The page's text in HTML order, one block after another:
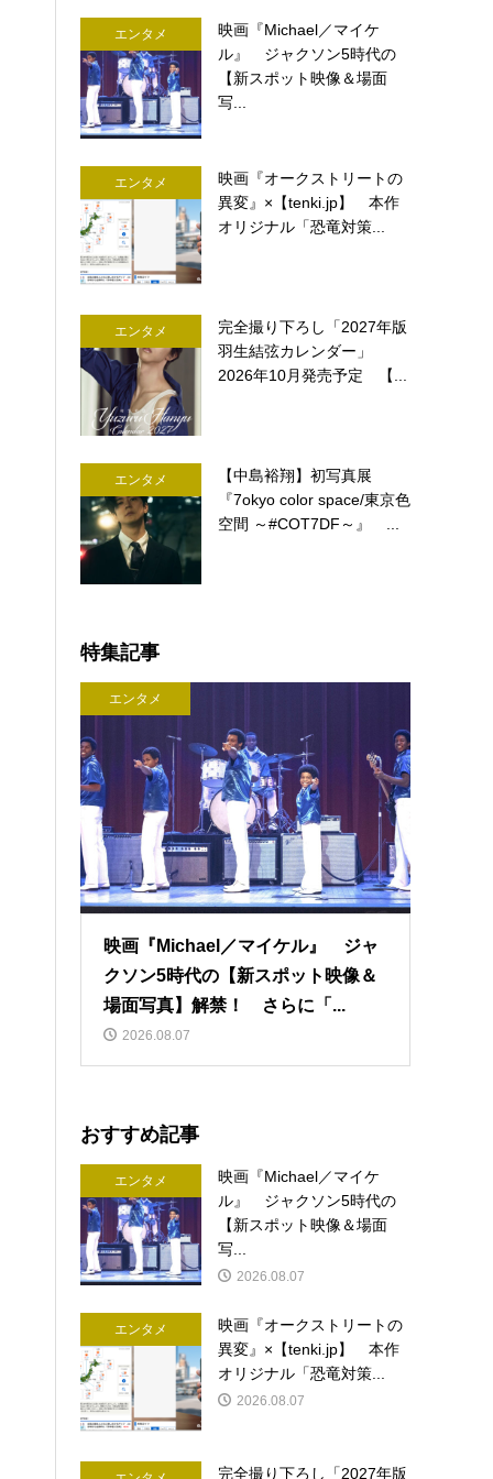
エンタメ
映画『Michael／マイケ
ル』 ジャクソン5時代の
【新スポット映像＆場面
写...
エンタメ
映画『オークストリートの
異変』×【tenki.jp】 本作
オリジナル「恐竜対策...
エンタメ
完全撮り下ろし「2027年版
羽生結弦カレンダー」
2026年10月発売予定 【...
エンタメ
【中島裕翔】初写真展
『7okyo color space/東京色
空間 ～#COT7DF～』 ...
特集記事
エンタメ
映画『Michael／マイケル』 ジャ
クソン5時代の【新スポット映像＆
場面写真】解禁！ さらに「...
2026.08.07
おすすめ記事
エンタメ
映画『Michael／マイケ
ル』 ジャクソン5時代の
【新スポット映像＆場面
写...
2026.08.07
エンタメ
映画『オークストリートの
異変』×【tenki.jp】 本作
オリジナル「恐竜対策...
2026.08.07
完全撮り下ろし「2027年版